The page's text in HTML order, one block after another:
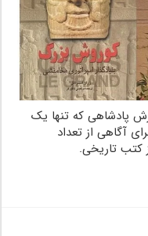
پادشاهی که تنها یک
آگاهی از تعداد
کتب تاریخی.